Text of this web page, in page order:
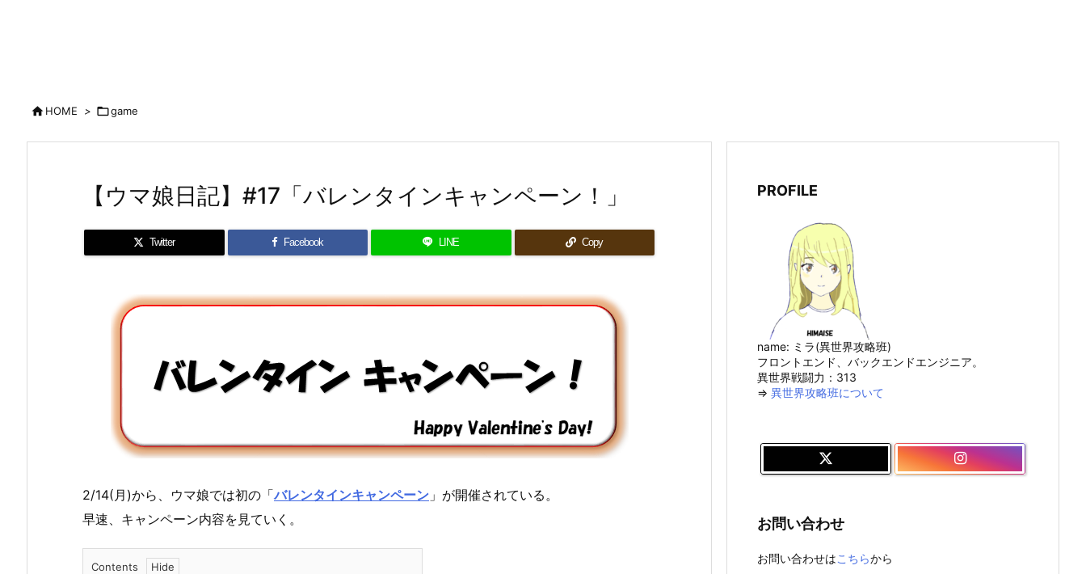
HOME > game
【ウマ娘日記】#17「バレンタインキャンペーン！」
Twitter Facebook LINE Copy
2/14(月)から、ウマ娘では初の「バレンタインキャンペーン 」が開催されている。
早速、キャンペーン内容を見ていく。
Contents
PROFILE
name: ミラ(異世界攻略班)
フロントエンド、バックエンドエンジニア。
異世界戦闘力：313
⇒ 異世界攻略班について
お問い合わせ
お問い合わせはこちらから